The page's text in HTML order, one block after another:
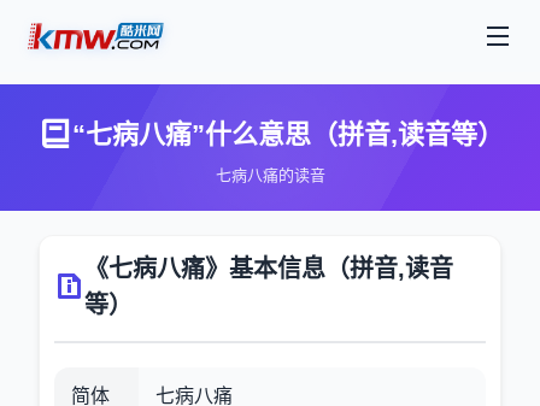
“七病八痛”什么意思（拼音,读音等）
七病八痛的读音
《七病八痛》基本信息（拼音,读音
等）
简体 七病八痛